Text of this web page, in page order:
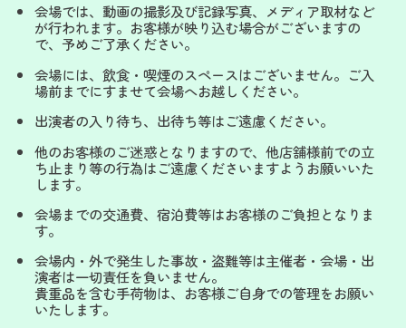
会場では、動画の撮影及び記録写真、メディア取材など
が行われます。お客様が映り込む場合がございますの
で、予めご了承ください。
会場には、飲食・喫煙のスペースはございません。ご入
場前までにすませて会場へお越しください。
出演者の入り待ち、出待ち等はご遠慮ください。
他のお客様のご迷惑となりますので、他店舗様前での立
ち止まり等の行為はご遠慮くださいますようお願いいた
します。
会場までの交通費、宿泊費等はお客様のご負担となりま
す。
会場内・外で発生した事故・盗難等は主催者・会場・出
演者は一切責任を負いません。
貴重品を含む手荷物は、お客様ご自身での管理をお願い
いたします。